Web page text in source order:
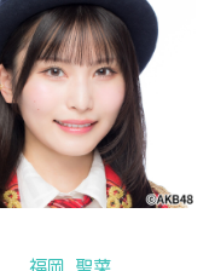
福岡 聖菜